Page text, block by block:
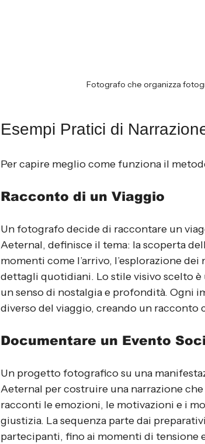
Fotografo che organizza
Esempi Pratici di
Per capire meglio come funziona il
Racconto di un Viaggio
Un fotografo decide di raccontare un
Aeternal, definisce il tema: la scoperta
momenti come l’arrivo, l’esplorazione
dettagli quotidiani. Lo stile visivo scelto
un senso di nostalgia e profondità. Ogni
diverso del viaggio, creando un racconto
Documentare un Evento
Un progetto fotografico su una
Aeternal per costruire una narrazione
racconti le emozioni, le motivazioni e i
giustizia. La sequenza parte dai
partecipanti, fino ai momenti di tensione